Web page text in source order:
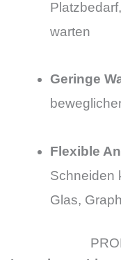
warten
Geringe
Flexible
Schneiden
Glas,